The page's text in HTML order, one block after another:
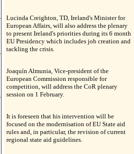
Lucinda Creighton, TD, Ireland's Minister for
European Affairs, will also address the plenary
to present Ireland's priorities during its 6 month
EU Presidency which includes job creation and
tackling the crisis.
Joaquín Almunia, Vice-president of the
European Commission responsible for
competition, will address the CoR plenary
session on 1 February.
It is foreseen that his intervention will be
focused on the modernisation of EU State aid
rules and, in particular, the revision of current
regional state aid guidelines.